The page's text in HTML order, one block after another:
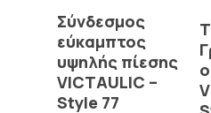
Read More
Σύνδεσμος
εύκαμπτος
υψηλής πίεσης
VICTAULIC –
Style 77